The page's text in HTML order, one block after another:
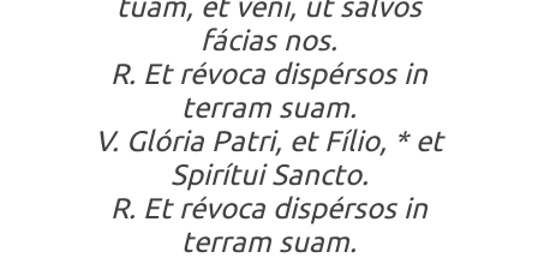
tuam, et veni, ut salvos
fácias nos.
R. Et révoca dispérsos in
terram suam.
V. Glória Patri, et Fílio, * et
Spirítui Sancto.
R. Et révoca dispérsos in
terram suam.